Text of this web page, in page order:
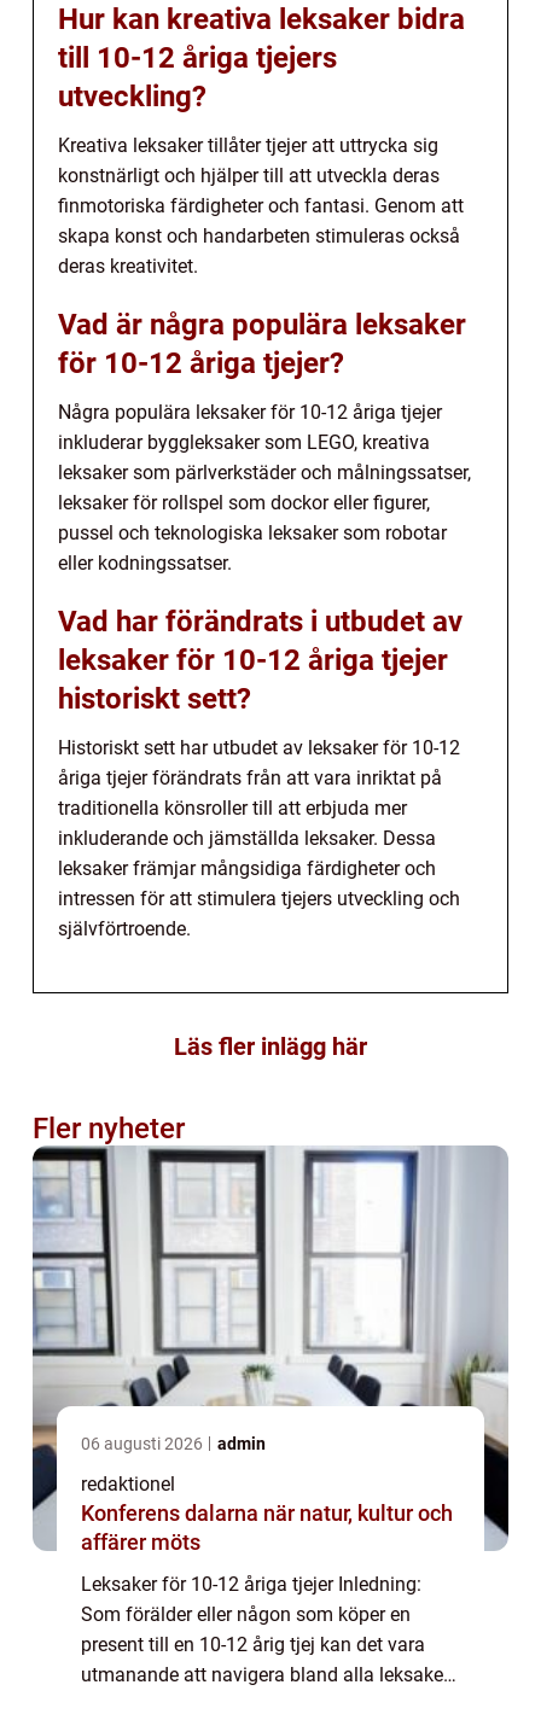
Hur kan kreativa leksaker bidra
till 10-12 åriga tjejers
utveckling?
Kreativa leksaker tillåter tjejer att uttrycka sig
konstnärligt och hjälper till att utveckla deras
finmotoriska färdigheter och fantasi. Genom att
skapa konst och handarbeten stimuleras också
deras kreativitet.
Vad är några populära leksaker
för 10-12 åriga tjejer?
Några populära leksaker för 10-12 åriga tjejer
inkluderar byggleksaker som LEGO, kreativa
leksaker som pärlverkstäder och målningssatser,
leksaker för rollspel som dockor eller figurer,
pussel och teknologiska leksaker som robotar
eller kodningssatser.
Vad har förändrats i utbudet av
leksaker för 10-12 åriga tjejer
historiskt sett?
Historiskt sett har utbudet av leksaker för 10-12
åriga tjejer förändrats från att vara inriktat på
traditionella könsroller till att erbjuda mer
inkluderande och jämställda leksaker. Dessa
leksaker främjar mångsidiga färdigheter och
intressen för att stimulera tjejers utveckling och
självförtroende.
Läs fler inlägg här
Fler nyheter
06 augusti 2026 admin
redaktionel
Konferens dalarna när natur, kultur och
affärer möts
Leksaker för 10-12 åriga tjejer Inledning:
Som förälder eller någon som köper en
present till en 10-12 årig tjej kan det vara
utmanande att navigera bland alla leksaker